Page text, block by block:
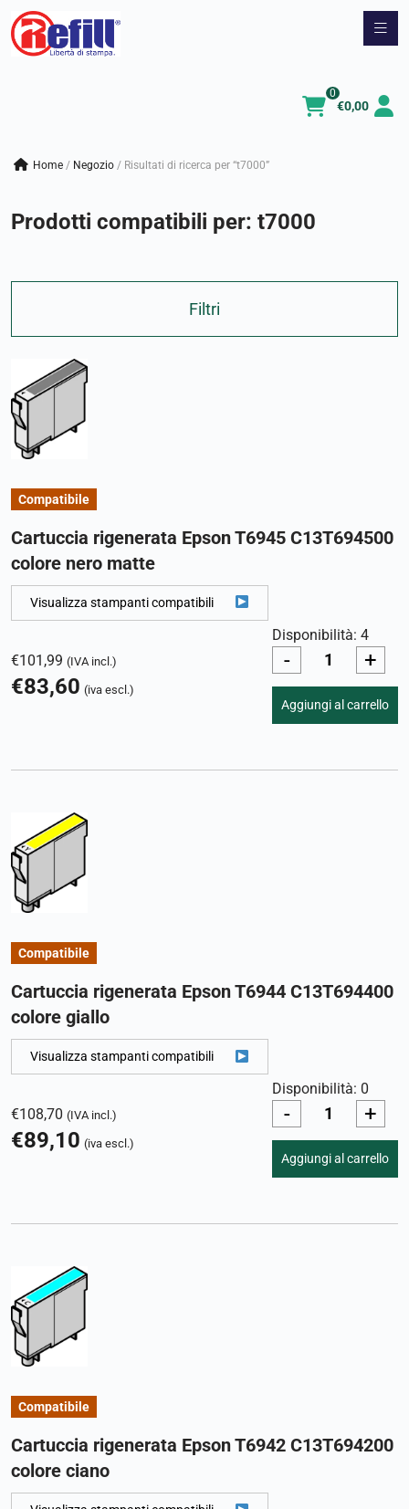
Vai
€0,00
0
Home / negozio / Risultati di ricerca per “t7000”
Prodotti compatibili per: t7000
Filtri
Compatibile
Cartuccia rigenerata Epson T6945 C13T694500
colore nero matte
Visualizza stampanti compatibili
€101,99 (IVA incl.)
€83,60 (iva escl.)
Disponibilità: 4
- +
Aggiungi al carrello
Compatibile
Cartuccia rigenerata Epson T6944 C13T694400
colore giallo
Visualizza stampanti compatibili
€108,70 (IVA incl.)
€89,10 (iva escl.)
Disponibilità: 0
- +
Aggiungi al carrello
Compatibile
Cartuccia rigenerata Epson T6942 C13T694200
colore ciano